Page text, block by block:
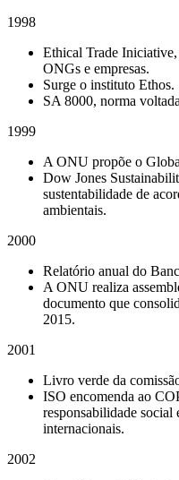
1998
Ethical Trade
ONGs e empresas.
Surge o instituto Ethos.
SA 8000, norma
1999
A ONU propõe o
Dow Jones
sustentabilidade de
ambientais.
2000
Relatório anual do
A ONU realiza
documento que
2015.
2001
Livro verde da
ISO encomenda ao
responsabilidade social
internacionais.
2002